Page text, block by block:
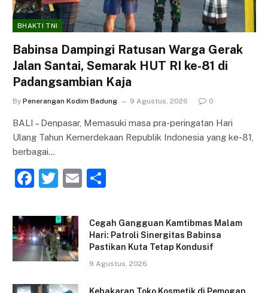
BHAKTI TNI
Babinsa Dampingi Ratusan Warga Gerak
Jalan Santai, Semarak HUT RI ke-81 di
Padangsambian Kaja
By Penerangan Kodim Badung 9 Agustus, 2026 0
BALI – Denpasar, Memasuki masa pra-peringatan Hari
Ulang Tahun Kemerdekaan Republik Indonesia yang ke-81,
berbagai…
F
c
e
b
T
itt
er
E
ai ar
e
Cegah Gangguan Kamtibmas Malam
Hari: Patroli Sinergitas Babinsa
Pastikan Kuta Tetap Kondusif
9 Agustus, 2026